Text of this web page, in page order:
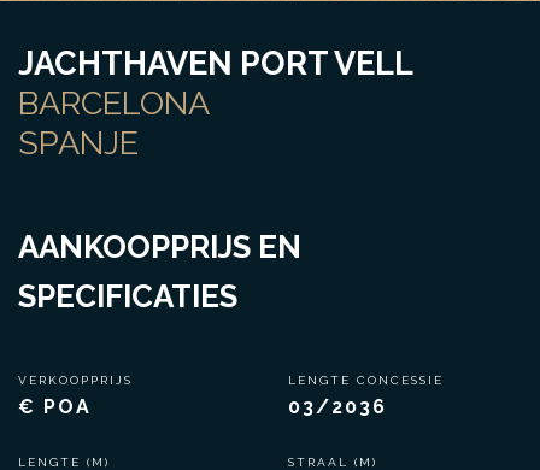
JACHTHAVEN PORT VELL
BARCELONA
SPANJE
AANKOOPPRIJS EN
SPECIFICATIES
VERKOOPPRIJS
€ POA
LENGTE (M)
LENGTE CONCESSIE
03/2036
STRAAL (M)